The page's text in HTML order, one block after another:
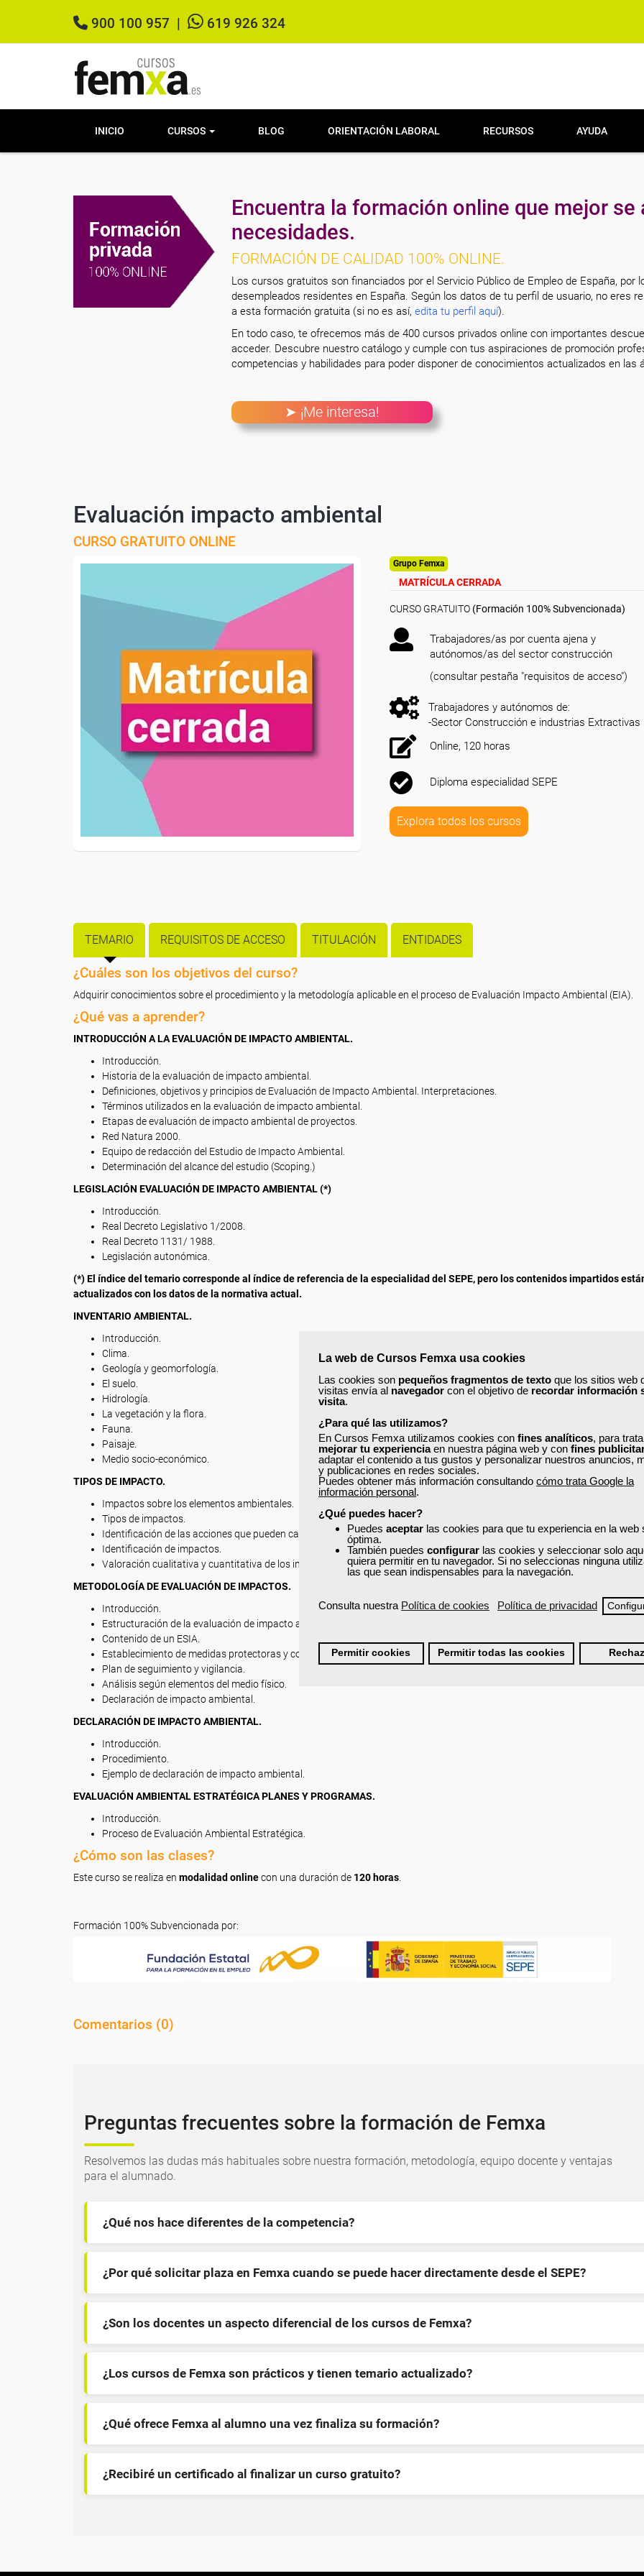
La web de Cursos Femxa usa cookies
Las cookies son pequeños fragmentos de texto que los sitios web
visitas envía al navegador con el objetivo de recordar información
visita.
¿Para qué las utilizamos?
En Cursos Femxa utilizamos cookies con fines analíticos, para
mejorar tu experienciaen nuestra página web y con fines
adaptar el contenido a tus gustos y personalizar nuestros anuncios,
y publicaciones en redes sociales.
Puedes obtener más información consultando cómo trata Google la
información personal.
¿Qué puedes hacer?
Puedes aceptar las cookies para que tu experiencia en la web
óptima.
También puedes configurar las cookies y seleccionar solo
quiera permitir en tu navegador. Si no seleccionas ninguna
las que sean indispensables para la navegación.
Consulta nuestra Política de cookies Política de privacidad
Permitir cookies Permitir todas las cookies
900 100 957 619 926 324
INICIO CURSOS BLOG ORIENTACIÓN LABORAL RECURSOS AYUDA
Encuentra la formación online que mejor se
necesidades.
FORMACIÓN DE CALIDAD 100% ONLINE.
Los cursos gratuitos son financiados por el Servicio Público de Empleo de España, por
desempleados residentes en España. Según los datos de tu perfil de usuario, no eres
a esta formación gratuita (si no es así, edita tu perfil aquí).
En todo caso, te ofrecemos más de 400 cursos privados online con importantes
acceder. Descubre nuestro catálogo y cumple con tus aspiraciones de promoción
competencias y habilidades para poder disponer de conocimientos actualizados en las
➤ ¡Me interesa!
Evaluación impacto ambiental
CURSO GRATUITO ONLINE
Grupo Femxa
MATRÍCULA CERRADA
CURSO GRATUITO (Formación 100% Subvencionada)
Trabajadores/as por cuenta ajena y
autónomos/as del sector construcción
(consultar pestaña "requisitos de acceso")
Trabajadores y autónomos de:
-Sector Construcción e industrias Extractivas
Online, 120 horas
Diploma especialidad SEPE
Explora todos los cursos
TEMARIO REQUISITOS DE ACCESO TITULACIÓN ENTIDADES
¿Cuáles son los objetivos del curso?
Adquirir conocimientos sobre el procedimiento y la metodología aplicable en el proceso de Evaluación Impacto Ambiental (EIA).
¿Qué vas a aprender?
INTRODUCCIÓN A LA EVALUACIÓN DE IMPACTO AMBIENTAL.
Introducción.
Historia de la evaluación de impacto ambiental.
Definiciones, objetivos y principios de Evaluación de Impacto Ambiental. Interpretaciones.
Términos utilizados en la evaluación de impacto ambiental.
Etapas de evaluación de impacto ambiental de proyectos.
Red Natura 2000.
Equipo de redacción del Estudio de Impacto Ambiental.
Determinación del alcance del estudio (Scoping.)
LEGISLACIÓN EVALUACIÓN DE IMPACTO AMBIENTAL (*)
Introducción.
Real Decreto Legislativo 1/2008.
Real Decreto 1131/ 1988.
Legislación autonómica.
(*) El índice del temario corresponde al índice de referencia de la especialidad del SEPE, pero los contenidos impartidos
actualizados con los datos de la normativa actual.
INVENTARIO AMBIENTAL.
Introducción.
Clima.
Geología y geomorfología.
El suelo.
Hidrología.
La vegetación y la flora.
Fauna.
Paisaje.
Medio socio-económico.
TIPOS DE IMPACTO.
Impactos sobre los elementos ambientales.
Tipos de impactos.
Identificación de las acciones que pueden causar impacto.
Identificación de impactos.
Valoración cualitativa y cuantitativa de los impactos.
METODOLOGÍA DE EVALUACIÓN DE IMPACTOS.
Introducción.
Estructuración de la evaluación de impacto ambiental.
Contenido de un ESIA.
Establecimiento de medidas protectoras y correctoras.
Plan de seguimiento y vigilancia.
Análisis según elementos del medio físico.
Declaración de impacto ambiental.
DECLARACIÓN DE IMPACTO AMBIENTAL.
Introducción.
Procedimiento.
Ejemplo de declaración de impacto ambiental.
EVALUACIÓN AMBIENTAL ESTRATÉGICA PLANES Y PROGRAMAS.
Introducción.
Proceso de Evaluación Ambiental Estratégica.
¿Cómo son las clases?
Este curso se realiza en modalidad onlinecon una duración de 120 horas
Formación 100% Subvencionada por:
Comentarios (0)
Preguntas frecuentes sobre la formación de Femxa
Resolvemos las dudas más habituales sobre nuestra formación, metodología, equipo docente y ventajas
para el alumnado.
¿Qué nos hace diferentes de la competencia?
¿Por qué solicitar plaza en Femxa cuando se puede hacer directamente desde el SEPE?
¿Son los docentes un aspecto diferencial de los cursos de Femxa?
¿Los cursos de Femxa son prácticos y tienen temario actualizado?
¿Qué ofrece Femxa al alumno una vez finaliza su formación?
¿Recibiré un certificado al finalizar un curso gratuito?